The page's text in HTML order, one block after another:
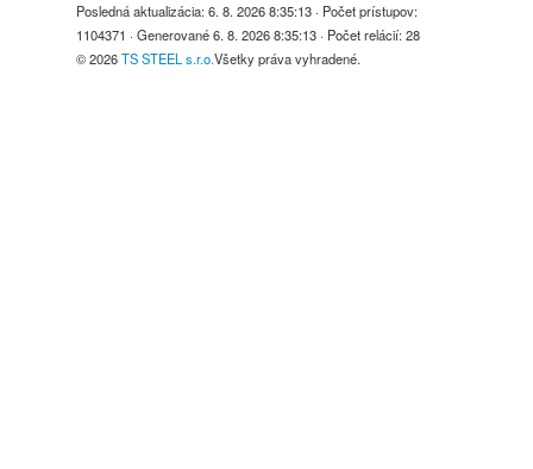
Posledná aktualizácia:6. 8. 2026 8:35:13 · Počet prístupov:
1104371 · Generované6. 8. 2026 8:35:13 · Počet relácií:28
© 2026TS STEEL s.r.o.Všetky práva vyhradené.